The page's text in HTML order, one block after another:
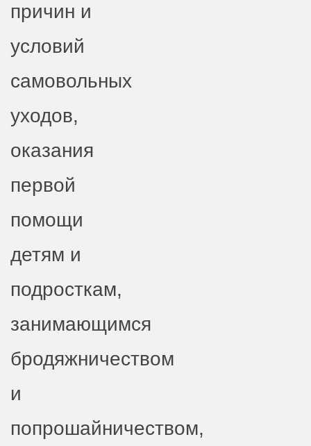
причин и
условий
самовольных
уходов,
оказания
первой
помощи
детям и
подросткам,
занимающимся
бродяжничеством
и
попрошайничеством,